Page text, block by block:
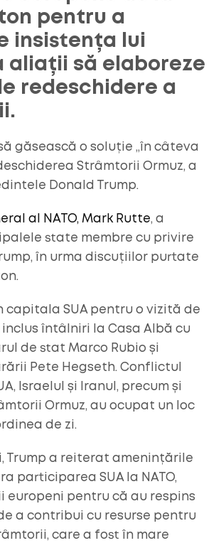
pentru a
insistența lui
aliații să elaboreze
redeschidere a
găsească o soluție „în câteva
Strâmtorii Ormuz, a
Donald Trump.
al NATO, Mark Rutte, a
state membre cu privire
în urma discuțiilor purtate
capitala SUA pentru o vizită de
inclus întâlniri la Casa Albă cu
de stat Marco Rubio și
Pete Hegseth. Conflictul
Israelul și Iranul, precum și
Ormuz, au ocupat un loc
de zi.
Trump a reiterat amenințările
participarea SUA la NATO,
pentru că au respins
a contribui cu resurse pentru
care a fost în mare